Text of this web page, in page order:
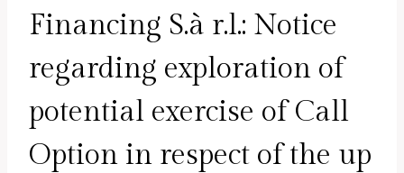
Financing S.à r.l.: Notice
regarding exploration of
potential exercise of Call
Option in respect of the up